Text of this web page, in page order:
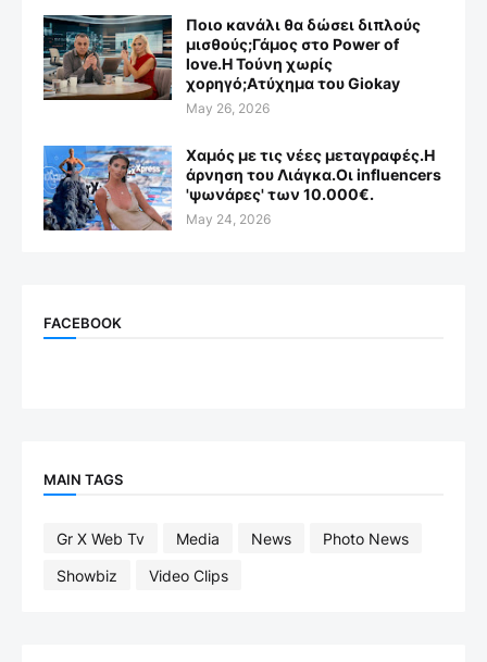
Ποιο κανάλι θα δώσει διπλούς
μισθούς;Γάμος στο Power of
love.Η Τούνη χωρίς
χορηγό;Aτύχημα του Giokay
May 26, 2026
Χαμός με τις νέες μεταγραφές.Η
άρνηση του Λιάγκα.Οι influencers
'ψωνάρες' των 10.000€.
May 24, 2026
FACEBOOK
MAIN TAGS
Gr X Web Tv Media News
Photo News
Showbiz
Video Clips